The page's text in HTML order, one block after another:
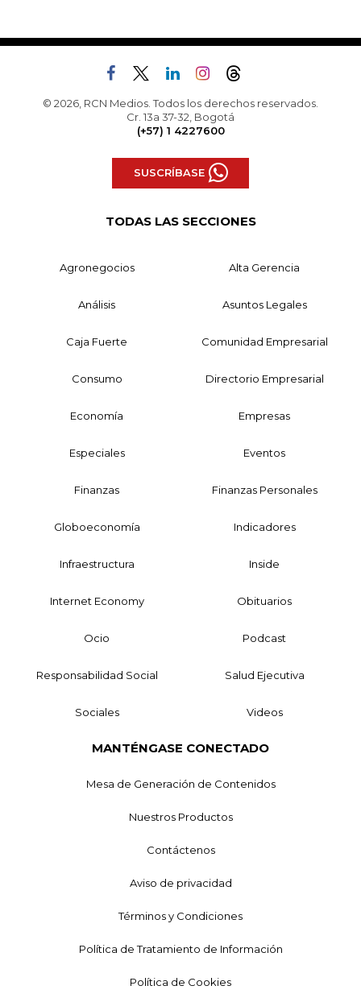
© 2026, RCN Medios. Todos los derechos reservados.
Cr. 13a 37-32, Bogotá
(+57) 1 4227600
SUSCRÍBASE
TODAS LAS SECCIONES
Agronegocios Alta Gerencia
Análisis Asuntos Legales
Caja Fuerte Comunidad Empresarial
Consumo Directorio Empresarial
Economía Empresas
Especiales Eventos
Finanzas Finanzas Personales
Globoeconomía Indicadores
Infraestructura Inside
Internet Economy Obituarios
Ocio Podcast
Responsabilidad Social Salud Ejecutiva
Sociales Videos
MANTÉNGASE CONECTADO
Mesa de Generación de Contenidos
Nuestros Productos
Contáctenos
Aviso de privacidad
Términos y Condiciones
Política de Tratamiento de Información
Política de Cookies